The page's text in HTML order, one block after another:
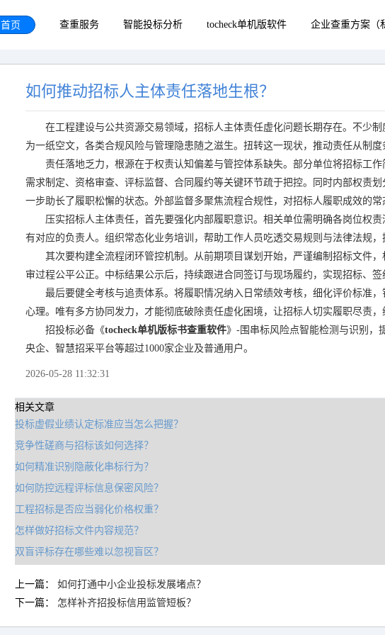
首页 查重服务 智能投标分析 tocheck单机版软件 企业查重方案（
如何推动招标人主体责任落地生根？
在工程建设与公共资源交易领域，招标人主体责任虚化问题长期存在。不少
为一纸空文，各类合规风险与管理隐患随之滋生。扭转这一现状，推动责任从制
责任落地乏力，根源在于权责认知偏差与管控体系缺失。部分单位将招标工
需求制定、资格审查、评标监督、合同履约等关键环节疏于把控。同时内部权责
一步助长了履职松懈的状态。外部监督多聚焦流程合规性，对招标人履职成效的常
压实招标人主体责任，首先要强化内部履职意识。相关单位需明确各岗位权
有对应的负责人。组织常态化业务培训，帮助工作人员吃透交易规则与法律法规
其次要构建全流程闭环管控机制。从前期项目谋划开始，严谨编制招标文件
审过程公平公正。中标结果公示后，持续跟进合同签订与现场履约，实现招标、签
最后要健全考核与追责体系。将履职情况纳入日常绩效考核，细化评价标准
心理。唯有多方协同发力，才能彻底破除责任虚化困境，让招标人切实履职尽责，
招投标必备《tocheck单机版标书查重软件》-围串标风险点智能检测与识别，
央企、智慧招采平台等超过1000家企业及普通用户。
2026-05-28 11:32:31
相关文章
投标虚假业绩认定标准应当怎么把握？
竞争性磋商与招标该如何选择？
如何精准识别隐蔽化串标行为？
如何防控远程评标信息保密风险？
工程招标是否应当弱化价格权重？
怎样做好招标文件内容规范？
双盲评标存在哪些难以忽视盲区？
上一篇： 如何打通中小企业投标发展堵点？
下一篇： 怎样补齐招投标信用监管短板？